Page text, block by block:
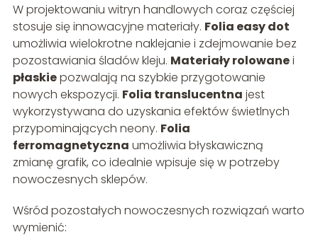
W projektowaniu witryn handlowych coraz częściej
stosuje się innowacyjne materiały. Folia easy dot
umożliwia wielokrotne naklejanie i zdejmowanie bez
pozostawiania śladów kleju. Materiały rolowanei
płaskiepozwalają na szybkie przygotowanie
nowych ekspozycji. Folia translucentna jest
wykorzystywana do uzyskania efektów świetlnych
przypominających neony. Folia
ferromagnetyczna umożliwia błyskawiczną
zmianę grafik, co idealnie wpisuje się w potrzeby
nowoczesnych sklepów.
Wśród pozostałych nowoczesnych rozwiązań warto
wymienić: